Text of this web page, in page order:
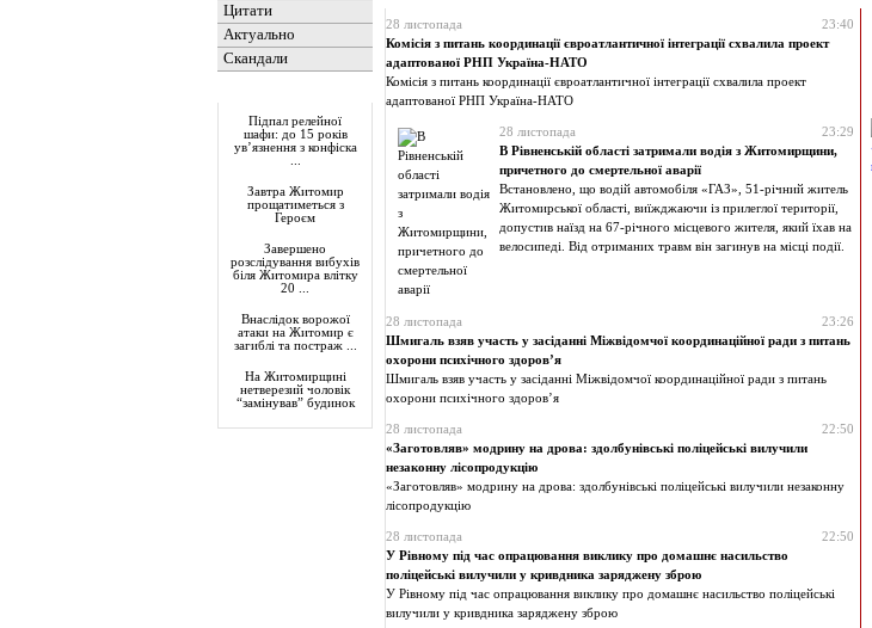
Цитати
Актуально
Скандали
Підпал релейної
шафи: до 15 років
ув’язнення з конфіска
Завтра Житомир
прощатиметься з
Героєм
Завершено
розслідування вибухів
біля Житомира влітку
20 ...
Внаслідок ворожої
атаки на Житомир є
загиблі та постраж ...
На Житомирщині
нетверезий чоловік
“замінував” будинок
28 листопада
23:40
Комісія з питань координації євроатлантичної інтеграції схвалила проект
адаптованої РНП Україна-НАТО
Комісія з питань координації євроатлантичної інтеграції схвалила проект
адаптованої РНП Україна-НАТО
28 листопада
23:29
В Рівненській області затримали водія з Житомирщини,
причетного до смертельної аварії
Встановлено, що водій автомобіля «ГАЗ», 51-річний житель
Житомирської області, виїжджаючи із прилеглої території,
допустив наїзд на 67-річного місцевого жителя, який їхав на
велосипеді. Від отриманих травм він загинув на місці події.
28 листопада
23:26
Шмигаль взяв участь у засіданні Міжвідомчої координаційної ради з питань
охорони психічного здоров’я
Шмигаль взяв участь у засіданні Міжвідомчої координаційної ради з питань
охорони психічного здоров’я
28 листопада
22:50
«Заготовляв» модрину на дрова: здолбунівські поліцейські вилучили
незаконну лісопродукцію
«Заготовляв» модрину на дрова: здолбунівські поліцейські вилучили незаконну
лісопродукцію
28 листопада
22:50
У Рівному під час опрацювання виклику про домашнє насильство
поліцейські вилучили у кривдника заряджену зброю
У Рівному під час опрацювання виклику про домашнє насильство поліцейські
вилучили у кривдника заряджену зброю